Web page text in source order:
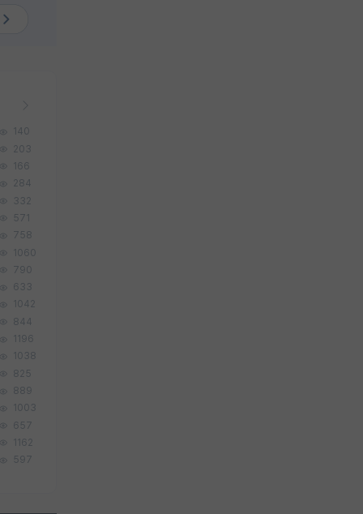
140
203
166
284
332
571
758
1060
790
633
1042
844
1196
1038
825
889
1003
657
1162
597